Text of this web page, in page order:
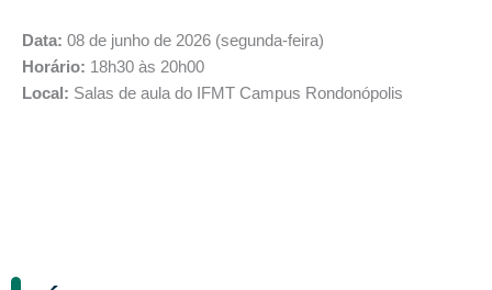
Data: 08 de junho de 2026 (segunda-feira)
Horário: 18h30 às 20h00
Local: Salas de aula do IFMT Campus Rondonópolis